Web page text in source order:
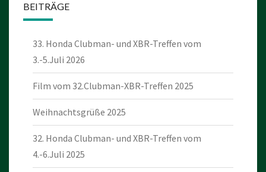
BEITRÄGE
33. Honda Clubman- und XBR-Treffen vom
3.-5.Juli 2026
Film vom 32.Clubman-XBR-Treffen 2025
Weihnachtsgrüße 2025
32. Honda Clubman- und XBR-Treffen vom
4.-6.Juli 2025